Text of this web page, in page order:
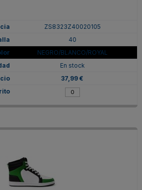
ZS8323Z40020105
40
NEGRO/BLANCO/ROYAL
En stock
37,99 €